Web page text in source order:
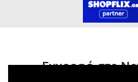
Εγγραφή στο